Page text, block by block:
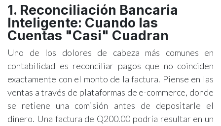
1. Reconciliación Bancaria
Inteligente: Cuando las
Cuentas "Casi" Cuadran
Uno de los dolores de cabeza más comunes en
contabilidad es reconciliar pagos que no coinciden
exactamente con el monto de la factura. Piense en las
ventas a través de plataformas de e-commerce, donde
se retiene una comisión antes de depositarle el
dinero. Una factura de Q200.00 podría resultar en un